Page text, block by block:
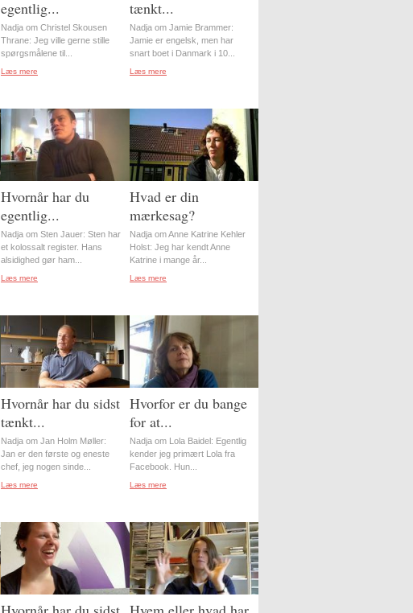
egentlig...
Nadja om Christel Skousen
Thrane: Jeg ville gerne stille
spørgsmålene til...
Læs mere
tænkt...
Nadja om Jamie Brammer:
Jamie er engelsk, men har
snart boet i Danmark i 10...
Læs mere
Hvornår har du
egentlig...
Nadja om Sten Jauer: Sten har
et kolossalt register. Hans
alsidighed gør ham...
Læs mere
Hvad er din
mærkesag?
Nadja om Anne Katrine Kehler
Holst: Jeg har kendt Anne
Katrine i mange år...
Læs mere
Hvornår har du sidst
tænkt...
Nadja om Jan Holm Møller:
Jan er den første og eneste
chef, jeg nogen sinde...
Læs mere
Hvorfor er du bange
for at...
Nadja om Lola Baidel: Egentlig
kender jeg primært Lola fra
Facebook. Hun...
Læs mere